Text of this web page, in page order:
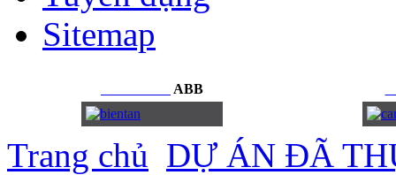
Sitemap
ABB
Trang chủ DỰ ÁN ĐÃ